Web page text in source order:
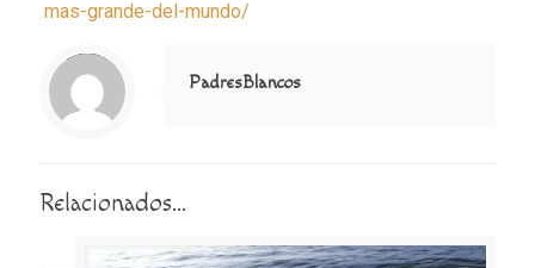
mas-grande-del-mundo/
Notice
: Trying to access array offset on value of type null in
/home/misioner/public_html/padresblancos/themes/betheme/includes/content-single.php
on line
286
PadresBlancos
Relacionados...